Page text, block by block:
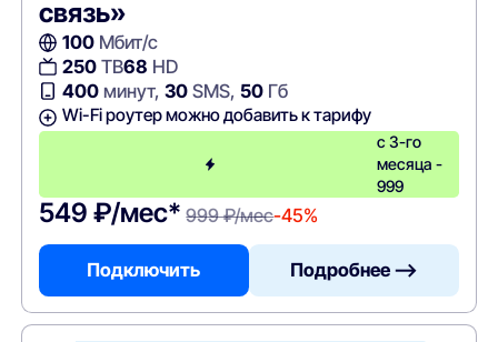
связь»
100Мбит/с
250ТВ68 HD
400минут, 30SMS, 50Гб
Wi-Fi роутер можно добавить к тарифу
с 3-го
месяца -
999
549 ₽/мес* 999 ₽/мес-45%
Подключить Подробнее —>